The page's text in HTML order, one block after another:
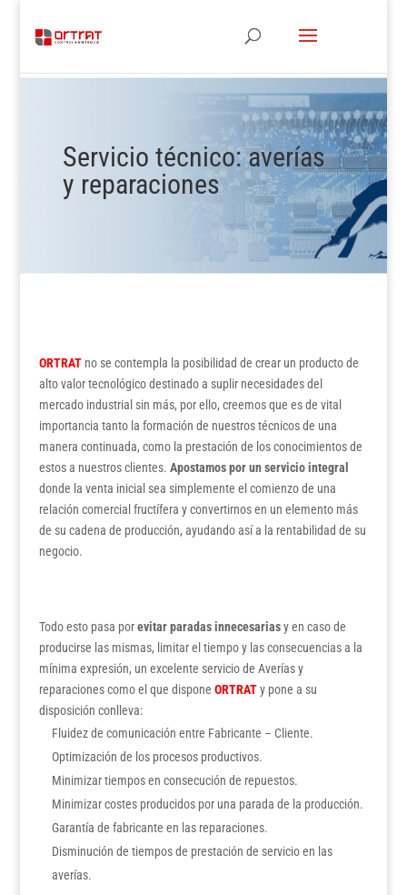
Servicio técnico: averías
y reparaciones
ORTRATno se contempla la posibilidad de crear un producto de
alto valor tecnológico destinado a suplir necesidades del
mercado industrial sin más, por ello, creemos que es de vital
importancia tanto la formación de nuestros técnicos de una
manera continuada, como la prestación de los conocimientos de
estos a nuestros clientes. Apostamos por un servicio integral
donde la venta inicial sea simplemente el comienzo de una
relación comercial fructífera y convertirnos en un elemento más
de su cadena de producción, ayudando así a la rentabilidad de su
negocio.
Todo esto pasa porevitar paradas innecesariasy en caso de
producirse las mismas, limitar el tiempo y las consecuencias a la
mínima expresión, un excelente servicio de Averías y
reparaciones como el que dispone ORTRATy pone a su
disposición conlleva:
Fluidez de comunicación entre Fabricante – Cliente.
Optimización de los procesos productivos.
Minimizar tiempos en consecución de repuestos.
Minimizar costes producidos por una parada de la producción.
Garantía de fabricante en las reparaciones.
Disminución de tiempos de prestación de servicio en las
averías.